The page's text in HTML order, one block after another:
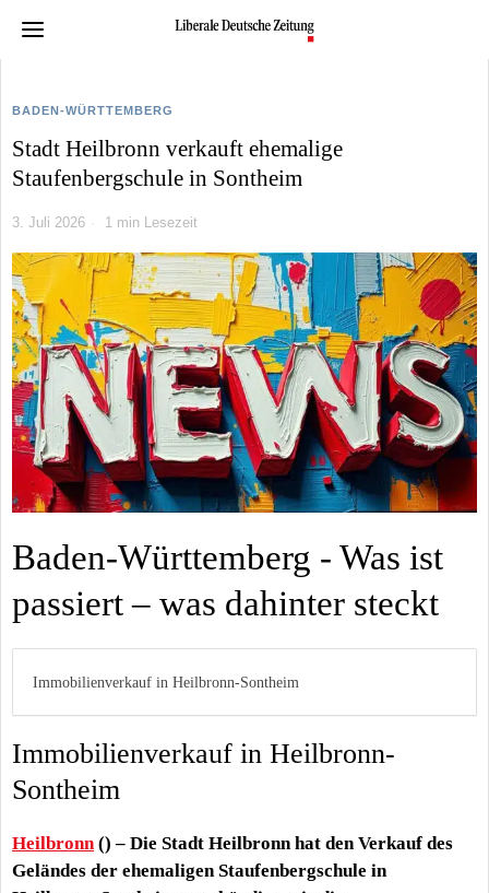
BADEN-WÜRTTEMBERG
Stadt Heilbronn verkauft ehemalige
Staufenbergschule in Sontheim
3. Juli 2026 1 min Lesezeit
Baden-Württemberg - Was ist
passiert – was dahinter steckt
Immobilienverkauf in Heilbronn-Sontheim
Immobilienverkauf in Heilbronn-
Sontheim
Heilbronn() – Die Stadt Heilbronn hat den Verkauf des
Geländes der ehemaligen Staufenbergschule in